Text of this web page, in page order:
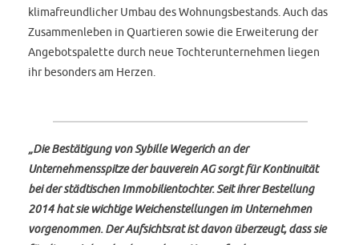
klimafreundlicher Umbau des Wohnungsbestands. Auch das
Zusammenleben in Quartieren sowie die Erweiterung der
Angebotspalette durch neue Tochterunternehmen liegen
ihr besonders am Herzen.
„Die Bestätigung von Sybille Wegerich an der
Unternehmensspitze der bauverein AG sorgt für Kontinuität
bei der städtischen Immobilientochter. Seit ihrer Bestellung
2014 hat sie wichtige Weichenstellungen im Unternehmen
vorgenommen. Der Aufsichtsrat ist davon überzeugt, dass sie